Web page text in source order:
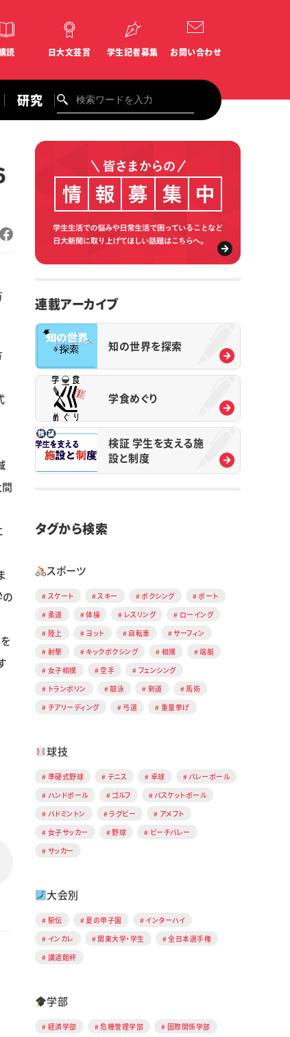
読 日大文芸賞 学生記者募集 お問い合わせ
研究
連載アーカイブ
知の世界を探索
学食めぐり
検証 学生を支える施
設と制度
タグから検索
スポーツ
スケート スキー ボクシング
ボート
柔道
体操 レスリング
ローイング
陸上
ヨット 自転車
サーフィン
射撃
キックボクシング 相撲
端艇
女子相撲
空手
フェンシング
トランポリン
競泳 剣道
馬術
チアリーディング
弓道 重量挙げ
球技
準硬式野球 テニス 卓球
バレーボール
ハンドボール
ゴルフ
バスケットボール
バドミントン
ラグビー
アメフト
女子サッカー
野球
ビーチバレー
サッカー
大会別
駅伝 夏の甲子園
インターハイ
インカレ
関東大学・学生
全日本選手権
講道館杯
学部
経済学部 危機管理学部
国際関係学部